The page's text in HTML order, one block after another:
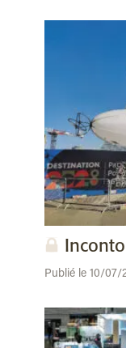
Publié le 10/07/